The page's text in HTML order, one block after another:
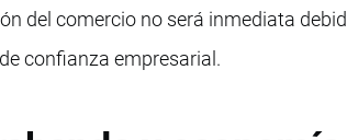
del comercio no será inmediata
confianza empresarial.